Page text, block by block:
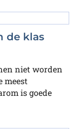
de klas
niet worden
meest
is goede